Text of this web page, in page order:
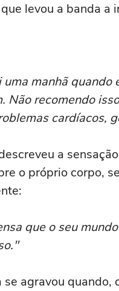
levou a banda a
uma manhã quando
Não recomendo
cardíacos,
a
o próprio corpo,
que o seu
se agravou